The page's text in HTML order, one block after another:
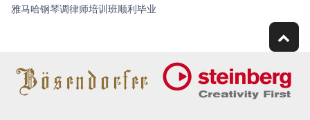
雅马哈钢琴调律师培训班顺利毕业